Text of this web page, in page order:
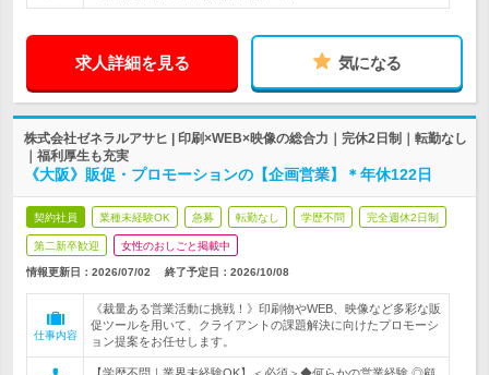
求人詳細を見る 気になる
株式会社ゼネラルアサヒ | 印刷×WEB×映像の総合力｜完休2日制｜転勤なし
｜福利厚生も充実
《大阪》販促・プロモーションの【企画営業】＊年休122日
契約社員 業種未経験OK 急募 転勤なし 学歴不問 完全週休2日制
第二新卒歓迎 女性のおしごと掲載中
情報更新日：2026/07/02 終了予定日： 2026/10/08
仕事内容
《裁量ある営業活動に挑戦！》印刷物やWEB、映像など多彩な販
促ツールを用いて、クライアントの課題解決に向けたプロモーシ
ョン提案をお任せします。
【学歴不問｜業界未経験OK】＜必須＞◆何らかの営業経験 ◎顧